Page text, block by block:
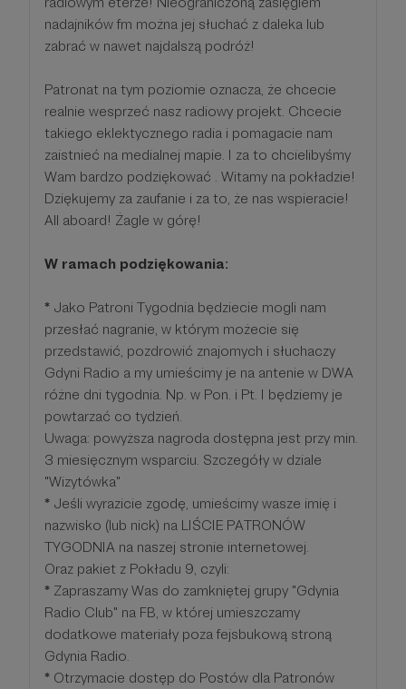
nadajników fm można jej słuchać z daleka lub
zabrać w nawet najdalszą podróż!
Patronat na tym poziomie oznacza, że chcecie
realnie wesprzeć nasz radiowy projekt. Chcecie
takiego eklektycznego radia i pomagacie nam
zaistnieć na medialnej mapie. I za to chcielibyśmy
Wam bardzo podziękować . Witamy na pokładzie!
Dziękujemy za zaufanie i za to, że nas wspieracie!
All aboard! Żagle w górę!
W ramach podziękowania:
* Jako Patroni Tygodnia będziecie mogli nam
przesłać nagranie, w którym możecie się
przedstawić, pozdrowić znajomych i słuchaczy
Gdyni Radio a my umieścimy je na antenie w DWA
różne dni tygodnia. Np. w Pon. i Pt. I będziemy je
powtarzać co tydzień.
Uwaga: powyższa nagroda dostępna jest przy min.
3 miesięcznym wsparciu. Szczegóły w dziale
"Wizytówka"
* Jeśli wyrazicie zgodę, umieścimy wasze imię i
nazwisko (lub nick) na LIŚCIE PATRONÓW
TYGODNIA na naszej stronie internetowej.
Oraz pakiet z Pokładu 9, czyli:
* Zapraszamy Was do zamkniętej grupy "Gdynia
Radio Club" na FB, w której umieszczamy
dodatkowe materiały poza fejsbukową stroną
Gdynia Radio.
* Otrzymacie dostęp do Postów dla Patronów